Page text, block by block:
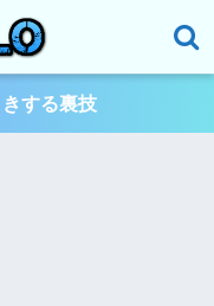
する裏技